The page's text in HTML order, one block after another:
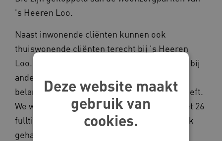
's Heeren Loo.
Naast inwonende cliënten kunnen ook
thuiswonende cliënten terecht bij 's Heeren
Loo. Net als mensen met een beperking die bij
andere organisaties wonen. 'We vinden het
belangrijk dat iedereen dezelfde toegang heeft.
We weten dat we een luxepositie hebben met 26
fulltime banen voor artsen voor verstandelijk
gehandicapten. Wel is het zo dat sommige
Deze website maakt
gebruik van
cookies.